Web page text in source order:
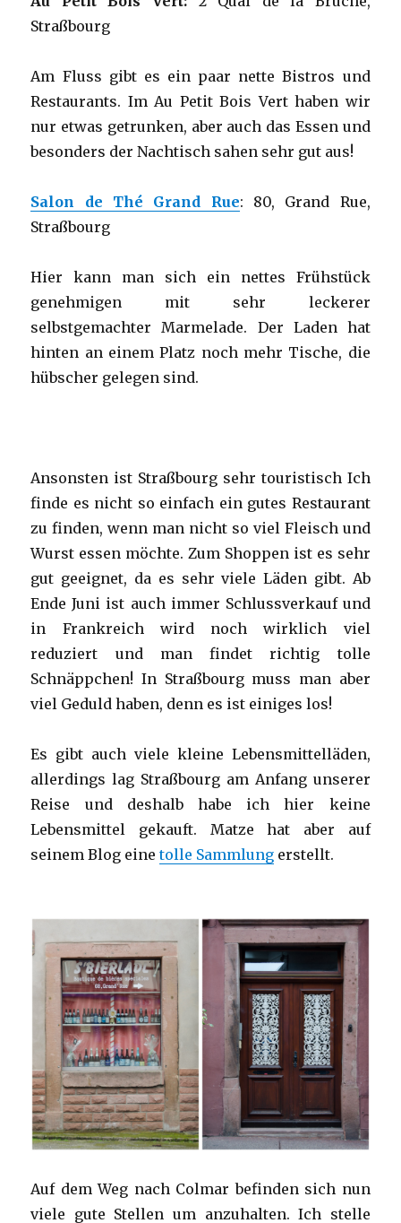
Straßbourg
Am Fluss gibt es ein paar nette Bistros und
Restaurants. Im Au Petit Bois Vert haben wir
nur etwas getrunken, aber auch das Essen und
besonders der Nachtisch sahen sehr gut aus!
Salon de Thé Grand Rue: 80, Grand Rue,
Straßbourg
Hier kann man sich ein nettes Frühstück
genehmigen mit sehr leckerer
selbstgemachter Marmelade. Der Laden hat
hinten an einem Platz noch mehr Tische, die
hübscher gelegen sind.
Ansonsten ist Straßbourg sehr touristisch Ich
finde es nicht so einfach ein gutes Restaurant
zu finden, wenn man nicht so viel Fleisch und
Wurst essen möchte. Zum Shoppen ist es sehr
gut geeignet, da es sehr viele Läden gibt. Ab
Ende Juni ist auch immer Schlussverkauf und
in Frankreich wird noch wirklich viel
reduziert und man findet richtig tolle
Schnäppchen! In Straßbourg muss man aber
viel Geduld haben, denn es ist einiges los!
Es gibt auch viele kleine Lebensmittelläden,
allerdings lag Straßbourg am Anfang unserer
Reise und deshalb habe ich hier keine
Lebensmittel gekauft. Matze hat aber auf
seinem Blog einetolle Sammlung erstellt.
Auf dem Weg nach Colmar befinden sich nun
viele gute Stellen um anzuhalten. Ich stelle